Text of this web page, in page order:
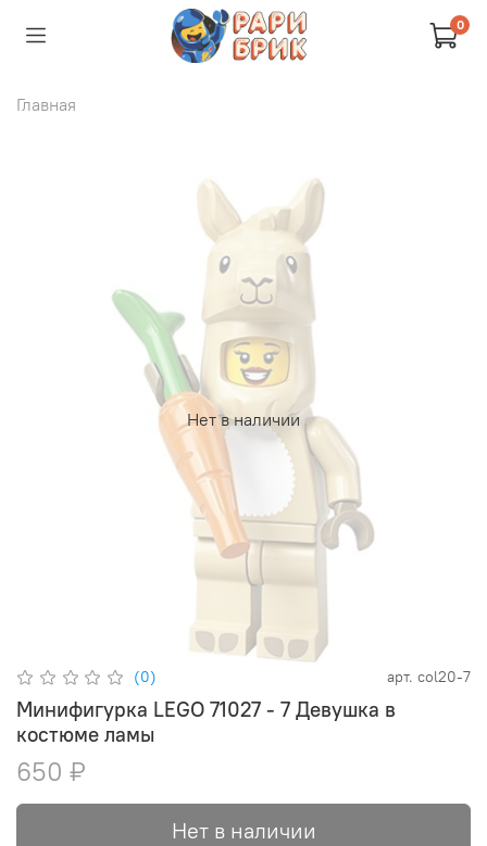
0
Главная
Нет в наличии
(0) арт. col20-7
Минифигурка LEGO 71027 - 7 Девушка в
костюме ламы
650 ₽
Нет в наличии